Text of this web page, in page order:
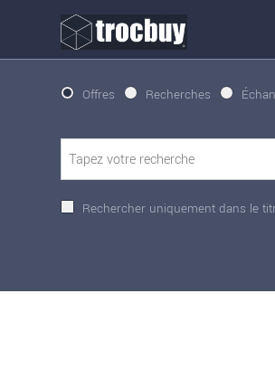
Offres Recherches
Rechercher uniquement dans le